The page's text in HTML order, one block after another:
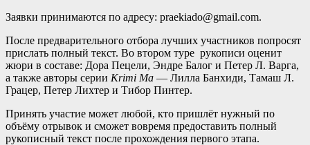
Заявки принимаются по адресу: praekiado@gmail.com.
После предварительного отбора лучших участников попросят
прислать полный текст. Во втором туре рукописи оценит
жюри в составе: Дора Пецели, Эндре Балог и Петер Л. Варга,
а также авторы серии Krimi Ma — Лилла Банхиди, Тамаш Л.
Грацер, Петер Лихтер и Тибор Пинтер.
Принять участие может любой, кто пришлёт нужный по
объёму отрывок и сможет вовремя предоставить полный
рукописный текст после прохождения первого этапа.